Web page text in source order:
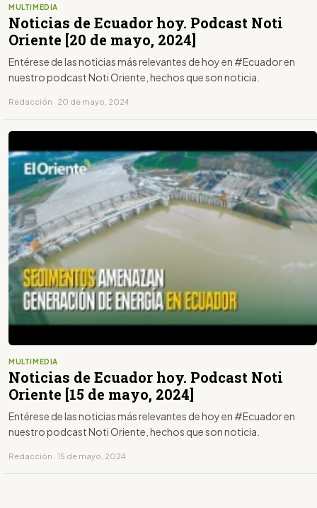
MULTIMEDIA
Noticias de Ecuador hoy. Podcast Noti
Oriente [20 de mayo, 2024]
Entérese de las noticias más relevantes de hoy en #Ecuador en
nuestro podcast Noti Oriente, hechos que son noticia.
Redacción · 20 de mayo, 2024
MULTIMEDIA
Noticias de Ecuador hoy. Podcast Noti
Oriente [15 de mayo, 2024]
Entérese de las noticias más relevantes de hoy en #Ecuador en
nuestro podcast Noti Oriente, hechos que son noticia.
Redacción · 15 de mayo, 2024